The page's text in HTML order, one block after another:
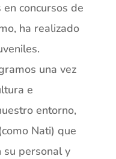
concursos de
ha realizado
una vez
e
entorno,
Nati) que
su personal y